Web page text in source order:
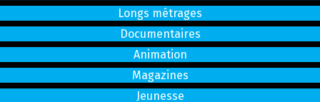
Longs métrages
Documentaires
Animation
Magazines
Jeunesse